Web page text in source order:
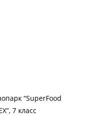
“SuperFood
7 класс